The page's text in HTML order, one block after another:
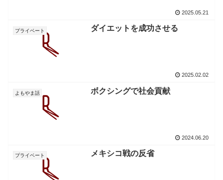
2025.05.21
プライベート ダイエットを成功させる
2025.02.02
よもやま話 ボクシングで社会貢献
2024.06.20
プライベート メキシコ戦の反省